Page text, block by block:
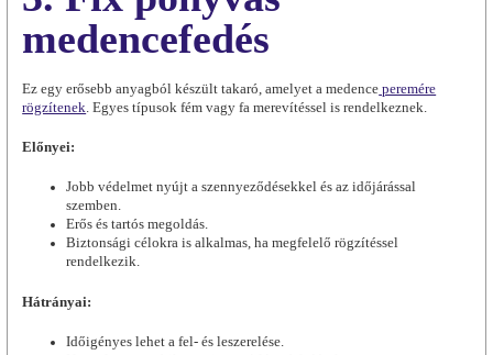
medencefedés
Ez egy erősebb anyagból készült takaró, amelyet a medence peremére
rögzítenek. Egyes típusok fém vagy fa merevítéssel is rendelkeznek.
Előnyei:
Jobb védelmet nyújt a szennyeződésekkel és az időjárással
szemben.
Erős és tartós megoldás.
Biztonsági célokra is alkalmas, ha megfelelő rögzítéssel
rendelkezik.
Hátrányai:
Időigényes lehet a fel- és leszerelése.